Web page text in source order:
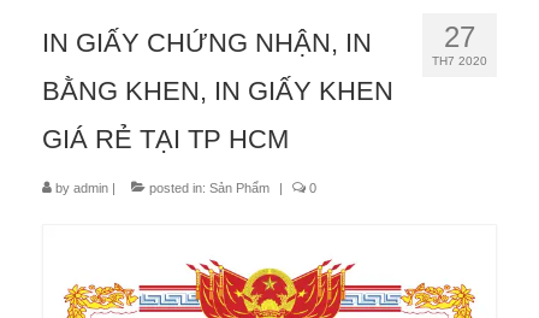
27
TH7 2020
IN GIẤY CHỨNG NHẬN, IN
BẰNG KHEN, IN GIẤY KHEN
GIÁ RẺ TẠI TP HCM
by admin | posted in: Sản Phẩm | 0